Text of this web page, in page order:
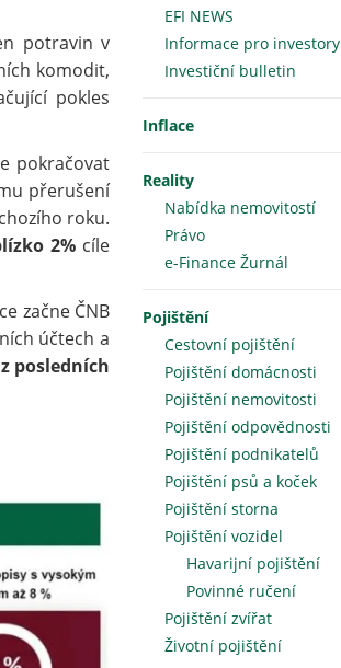
potravin v
komodit,
pokles
pokračovat
přerušení
roku.
2% cíle
začne ČNB
účtech a
posledních
EFI NEWS
Informace pro investory
Investiční bulletin
Inflace
Reality
Nabídka nemovitostí
Právo
e-Finance Žurnál
Pojištění
Cestovní pojištění
Pojištění domácnosti
Pojištění nemovitosti
Pojištění odpovědnosti
Pojištění podnikatelů
Pojištění psů a koček
Pojištění storna
Pojištění vozidel
Havarijní pojištění
Povinné ručení
Pojištění zvířat
Životní pojištění